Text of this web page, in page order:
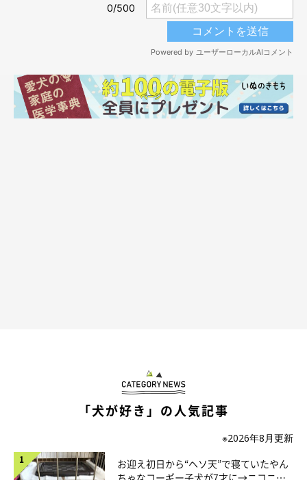
「犬が好き」の人気記事
※2026年8月更新
お迎え初日から“ヘソ天”で寝ていたやん